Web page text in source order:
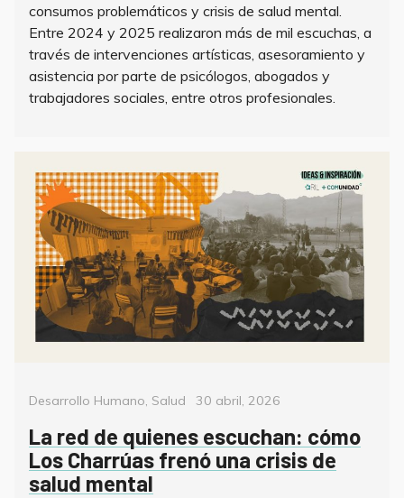
consumos problemáticos y crisis de salud mental.
Entre 2024 y 2025 realizaron más de mil escuchas, a
través de intervenciones artísticas, asesoramiento y
asistencia por parte de psicólogos, abogados y
trabajadores sociales, entre otros profesionales.
Categorías
Desarrollo Humano, Salud
Posted
30 abril, 2026
La red de quienes escuchan: cómo
Los Charrúas frenó una crisis de
salud mental